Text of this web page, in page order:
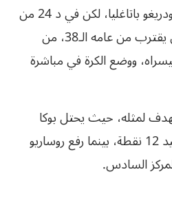
تقدم بوكا جونيورز بهدف رودريغو باتاغليا، لكن في د 24 من
اللقاء، تمكن دي ماريا الذي يقترب من عامه الـ38، من
ووضع الكرة في مباشرة
لمثله، حيث يحتل بوكا
جونيورز المركز الثالث برصيد 12 نقطة، بينما رفع روساريو